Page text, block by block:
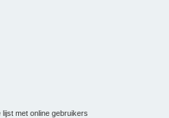
met online gebruikers